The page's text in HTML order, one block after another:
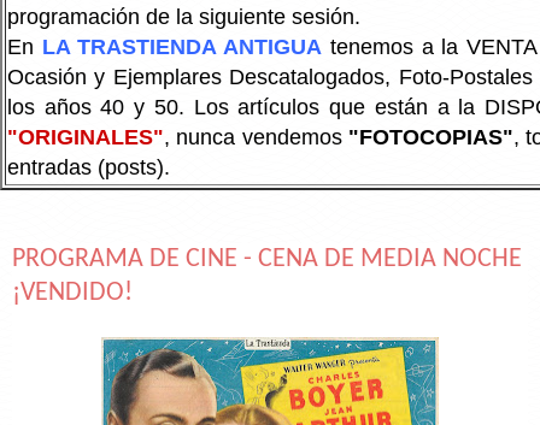
programación de la siguiente sesión.
En LA TRASTIENDA ANTIGUA tenemos a la
Ocasión y Ejemplares Descatalogados, Foto-
los años 40 y 50. Los artículos que están a la
"ORIGINALES", nunca vendemos "FOTOCOPIAS",
entradas (posts).
PROGRAMA DE CINE - CENA DE MEDIA NOCHE
¡VENDIDO!